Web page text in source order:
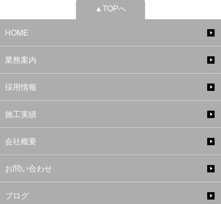
▲TOPへ
HOME
業務案内
採用情報
施工実績
会社概要
お問い合わせ
ブログ